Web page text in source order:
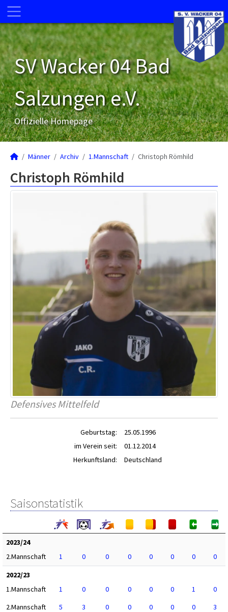
SV Wacker 04 Bad
Salzungen e.V.
Offizielle Homepage
Männer Archiv 1.Mannschaft Christoph Römhild
Christoph Römhild
Defensives Mittelfeld
Geburtstag:
25.05.1996
im Verein seit:
01.12.2014
Herkunftsland:
Deutschland
Saisonstatistik
2023/24
2.Mannschaft
1 0 0 0 0 0 0
0
2022/23
1.Mannschaft
1 0 0 0 0 0 1
0
2.Mannschaft
5 3 0 0 0 0 0
3